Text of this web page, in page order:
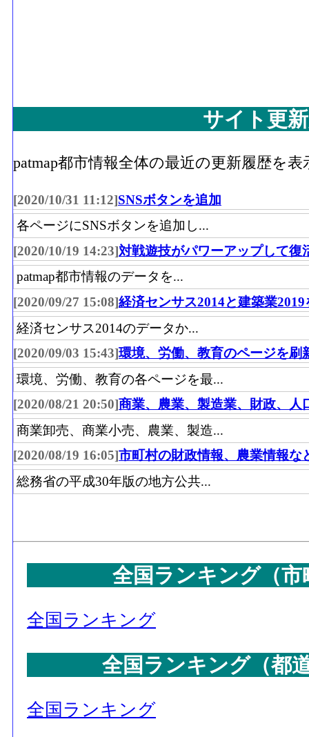
サイト更
patmap都市情報全体の最近の更新履歴を表
[2020/10/31 11:12]SNSボタンを追加
各ページにSNSボタンを追加し...
[2020/10/19 14:23]対戦遊技がパワーアップして復
patmap都市情報のデータを...
[2020/09/27 15:08]経済センサス2014と建築業2019
経済センサス2014のデータか...
[2020/09/03 15:43]環境、労働、教育のページを刷
環境、労働、教育の各ページを最...
[2020/08/21 20:50]商業、農業、製造業、財政、人
商業卸売、商業小売、農業、製造...
[2020/08/19 16:05]市町村の財政情報、農業情報な
総務省の平成30年版の地方公共...
全国ランキング（
全国ランキング
全国ランキング（都
全国ランキング